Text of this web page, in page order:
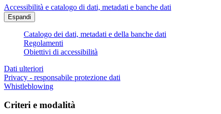
Accessibilità e catalogo di dati, metadati e banche dati
Espandi
Catalogo dei dati, metadati e della banche dati
Regolamenti
Obiettivi di accessibilità
Dati ulteriori
Privacy - responsabile protezione dati
Whistleblowing
Criteri e modalità